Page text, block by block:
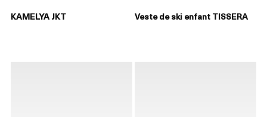
KAMELYA JKT Veste de ski enfant TISSERA